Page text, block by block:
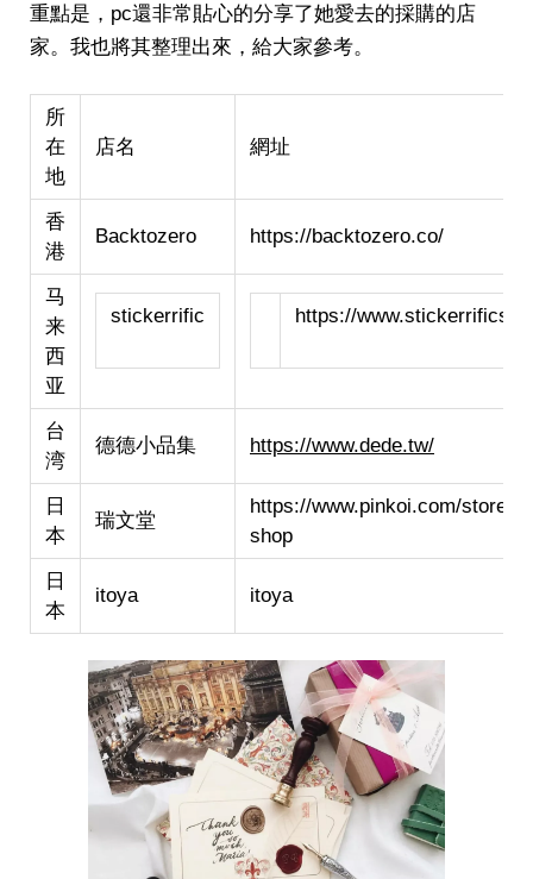
重點是，pc還非常貼心的分享了她愛去的採購的店
家。我也將其整理出來，給大家參考。
所
在
地
店名 網址
香
港
Backtozero https://backtozero.co/
马
来
西
亚
stickerrific https://
台
湾
德德小品集 https://www.dede.tw/
日
本
瑞文堂
https://www.pinkoi.com/store/
shop
日
本
itoya itoya